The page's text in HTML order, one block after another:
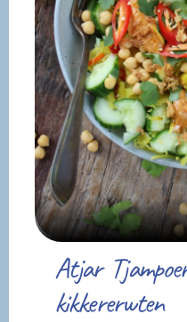
Atjar
kikkererwten